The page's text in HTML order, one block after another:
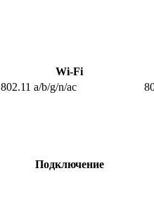
Wi-Fi
802.11 a/b/g/n/ac
Подключение